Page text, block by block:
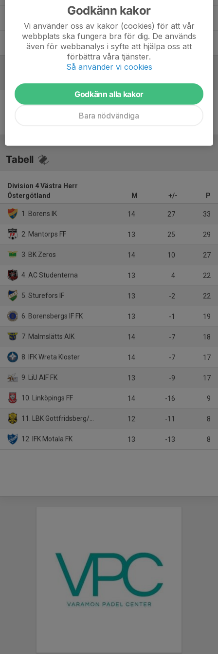
Magnus Andersson Materialare
Peter ÅnstadLagledare
Referat
Inget referat skrivet
Tabell
Division 4 Västra Herr
Östergötland
M +/- P
1. Borens IK 14 27 33
2. Mantorps FF 13 25 29
3. BK Zeros 14 10 27
4. AC Studenterna 13 4 22
5. Sturefors IF 13 -2 22
6. Borensbergs IF FK 13 -1 19
7. Malmslätts AIK 14 -7 18
8. IFK Wreta Kloster 14 -7 17
9. LiU AIF FK 13 -9 17
10. Linköpings FF 14 -16 9
11. LBK Gottfridsberg/Hemgårdarnas BK B 12 -11 8
12. IFK Motala FK 13 -13 8
Godkänn kakor
Vi använder oss av kakor (cookies) för att vår
webbplats ska fungera bra för dig. De används
även för webbanalys i syfte att hjälpa oss att
förbättra våra tjänster.
Så använder vi cookies
Godkänn alla kakor
Bara nödvändiga